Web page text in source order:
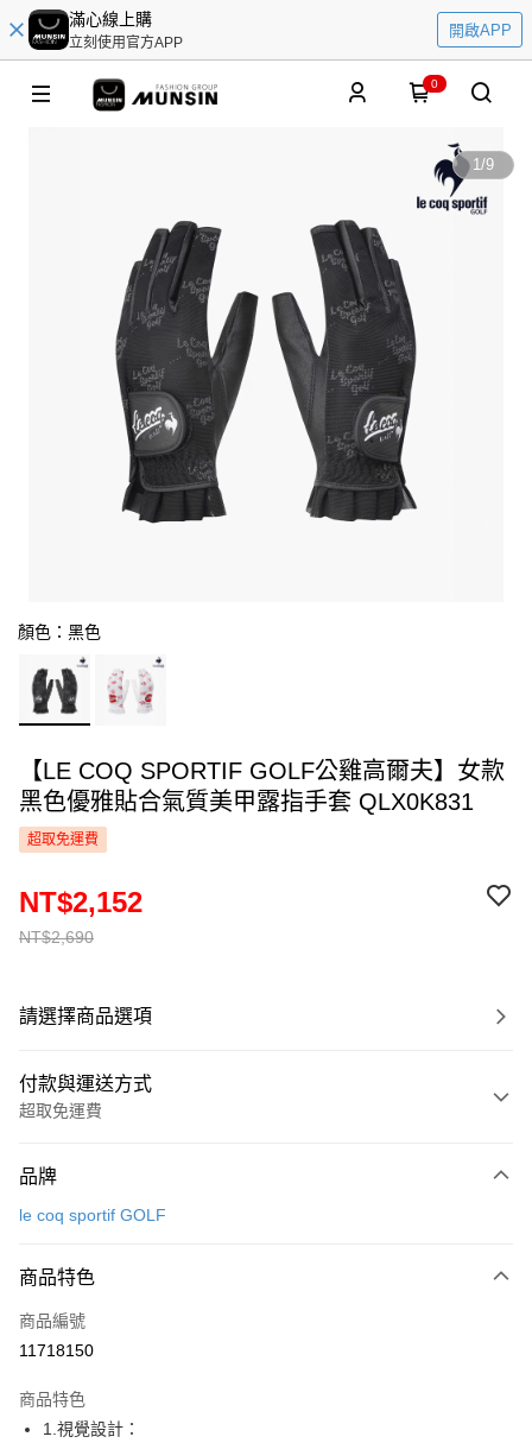
滿心線上購
立刻使用官方APP
開啟APP
0
1/9
顏色：黑色
【LE COQ SPORTIF GOLF公雞高爾夫】女款
黑色優雅貼合氣質美甲露指手套 QLX0K831
超取免運費
NT$2,690
NT$2,152
請選擇商品選項
付款與運送方式
超取免運費
信用卡一次付款
LINE Pay
Apple Pay
悠遊付
品牌
le coq sportif GOLF
商品特色
商品編號
11718150
商品特色
1.視覺設計：